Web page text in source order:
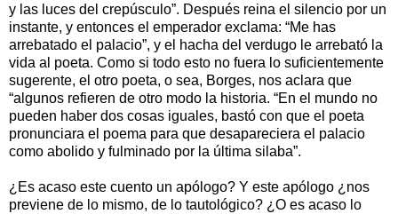
y las luces del crepúsculo”. Después reina el silencio por un
instante, y entonces el emperador exclama: “Me has
arrebatado el palacio”, y el hacha del verdugo le arrebató la
vida al poeta. Como si todo esto no fuera lo suficientemente
sugerente, el otro poeta, o sea, Borges, nos aclara que
“algunos refieren de otro modo la historia. “En el mundo no
pueden haber dos cosas iguales, bastó con que el poeta
pronunciara el poema para que desapareciera el palacio
como abolido y fulminado por la última silaba”.
¿Es acaso este cuento un apólogo? Y este apólogo ¿nos
previene de lo mismo, de lo tautológico? ¿O es acaso lo